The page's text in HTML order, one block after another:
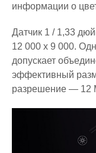
информации о
Датчик 1 / 1,33
12 000 x 9 000.
допускает
эффективный
разрешение — 12